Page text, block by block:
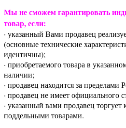
Мы не сможем гарантировать
товар, если:
· указанный Вами продавец
(основные технические
идентичны);
· приобретаемого товара в
наличии;
· продавец находится за пределами
· продавец не имеет
· указанный вами продавец
поддельными товарами.